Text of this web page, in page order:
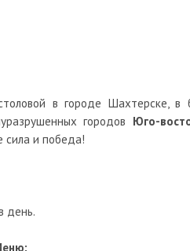
в городе Шахтерске,
городов Юго-
сила и победа!
день.